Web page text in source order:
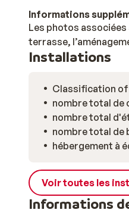
Informations
Les photos associées
terrasse,
Installations
Classification
nombre total de
nombre total
nombre total de
hébergement à
Voir toutes les
Informations